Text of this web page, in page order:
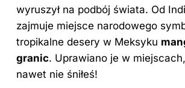
wyruszył na podbój świata. Od
zajmuje miejsce narodowego
tropikalne desery w Meksyku
granic. Uprawiano je w
nawet nie śniłeś!